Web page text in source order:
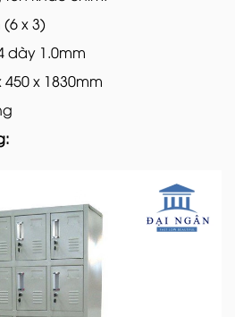
x 3)
dày 1.0mm
450 x 1830mm